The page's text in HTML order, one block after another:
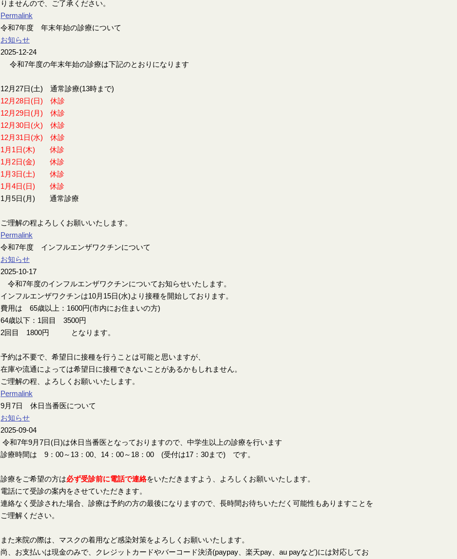
りませんので、ご了承ください。
Permalink
令和7年度 年末年始の診療について
お知らせ
2025-12-24
令和7年度の年末年始の診療は下記のとおりになります
12月27日(土) 通常診療(13時まで)
12月28日(日) 休診
12月29日(月) 休診
12月30日(火) 休診
12月31日(水) 休診
1月1日(木) 休診
1月2日(金) 休診
1月3日(土) 休診
1月4日(日) 休診
1月5日(月) 通常診療
ご理解の程よろしくお願いいたします。
Permalink
令和7年度 インフルエンザワクチンについて
お知らせ
2025-10-17
令和7年度のインフルエンザワクチンについてお知らせいたします。
インフルエンザワクチンは10月15日(水)より接種を開始しております。
費用は 65歳以上：1600円(市内にお住まいの方)
64歳以下：1回目 3500円
2回目 1800円 となります。
予約は不要で、希望日に接種を行うことは可能と思いますが、
在庫や流通によっては希望日に接種できないことがあるかもしれません。
ご理解の程、よろしくお願いいたします。
Permalink
9月7日 休日当番医について
お知らせ
2025-09-04
令和7年9月7日(日)は休日当番医となっておりますので、中学生以上の診療を行います
診療時間は 9：00～13：00、14：00～18：00 (受付は17：30まで) です。
診療をご希望の方は必ず受診前に電話で連絡をいただきますよう、よろしくお願いいたします。
電話にて受診の案内をさせていただきます。
連絡なく受診された場合、診療は予約の方の最後になりますので、長時間お待ちいただく可能性もありますことを
ご理解ください。
また来院の際は、マスクの着用など感染対策をよろしくお願いいたします。
尚、お支払いは現金のみで、クレジットカードやバーコード決済(paypay、楽天pay、au payなど)には対応してお